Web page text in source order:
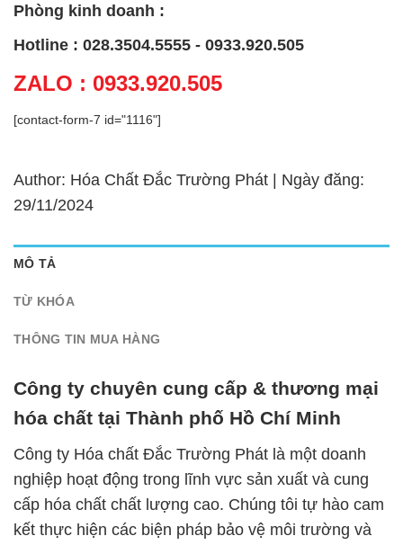
Phòng kinh doanh :
Hotline : 028.3504.5555 - 0933.920.505
ZALO : 0933.920.505
[contact-form-7 id="1116"]
Author: Hóa Chất Đắc Trường Phát | Ngày đăng:
29/11/2024
MÔ TẢ
TỪ KHÓA
THÔNG TIN MUA HÀNG
Công ty chuyên cung cấp & thương mại
hóa chất tại Thành phố Hồ Chí Minh
Công ty Hóa chất Đắc Trường Phát là một doanh
nghiệp hoạt động trong lĩnh vực sản xuất và cung
cấp hóa chất chất lượng cao. Chúng tôi tự hào cam
kết thực hiện các biện pháp bảo vệ môi trường và